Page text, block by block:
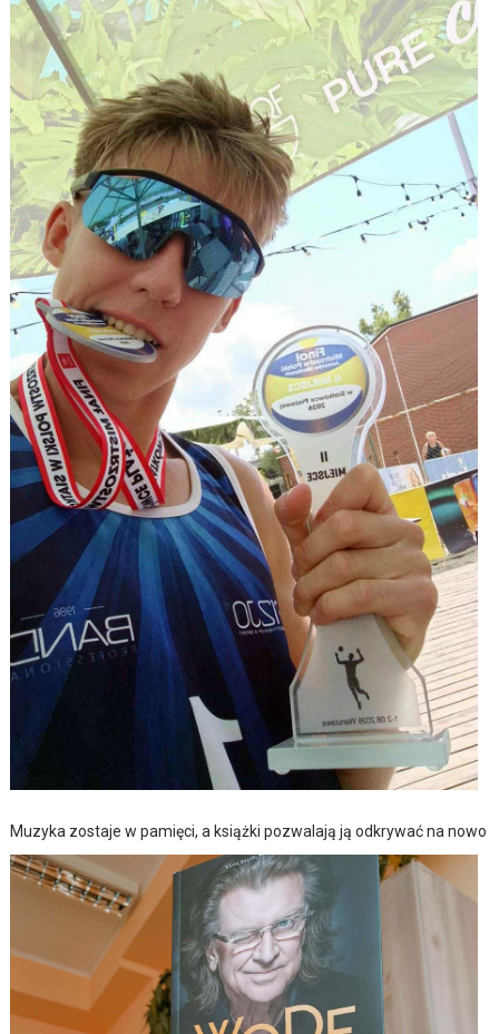
Muzyka zostaje w pamięci, a książki pozwalają ją odkrywać na nowo